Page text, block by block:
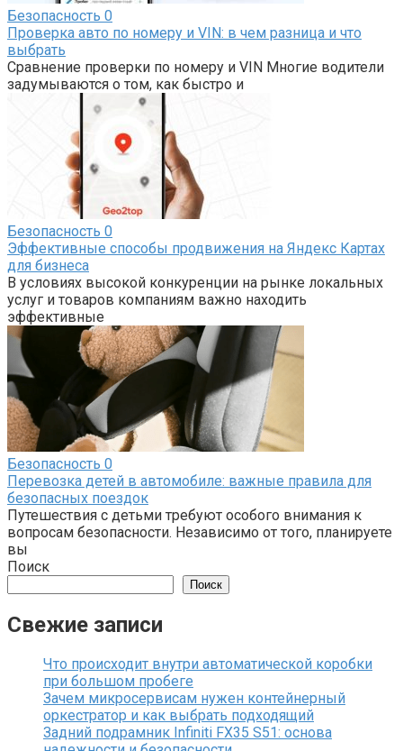
Безопасность 0
Проверка авто по номеру и VIN: в чем разница и что
выбрать
Сравнение проверки по номеру и VIN Многие водители
задумываются о том, как быстро и
Безопасность 0
Эффективные способы продвижения на Яндекс Картах
для бизнеса
В условиях высокой конкуренции на рынке локальных
услуг и товаров компаниям важно находить
эффективные
Безопасность 0
Перевозка детей в автомобиле: важные правила для
безопасных поездок
Путешествия с детьми требуют особого внимания к
вопросам безопасности. Независимо от того, планируете
вы
Поиск
Поиск
Свежие записи
Что происходит внутри автоматической коробки
при большом пробеге
Зачем микросервисам нужен контейнерный
оркестратор и как выбрать подходящий
Задний подрамник Infiniti FX35 S51: основа